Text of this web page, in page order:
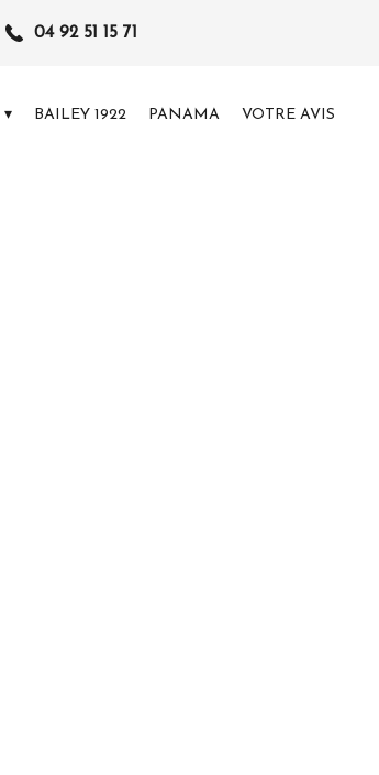
04 92 51 15 71
BAILEY 1922 PANAMA VOTRE AVIS